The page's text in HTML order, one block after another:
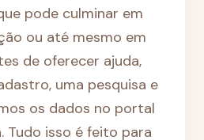
pode culminar em
ou até mesmo em
de oferecer ajuda,
uma pesquisa e
os dados no portal
Tudo isso é feito para